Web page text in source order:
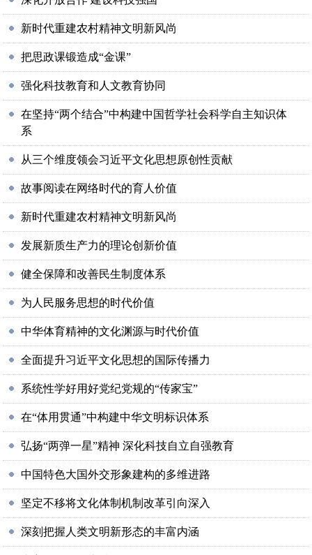
新时代重建农村精神文明新风尚
把思政课锻造成“金课”
强化科技教育和人文教育协同
在坚持“两个结合”中构建中国哲学社会科学自主知识体
系
从三个维度领会习近平文化思想原创性贡献
故事阅读在网络时代的育人价值
新时代重建农村精神文明新风尚
发展新质生产力的理论创新价值
健全保障和改善民生制度体系
为人民服务思想的时代价值
中华体育精神的文化渊源与时代价值
全面提升习近平文化思想的国际传播力
系统性学好用好党纪党规的“传家宝”
在“体用贯通”中构建中华文明标识体系
弘扬“两弹一星”精神 深化科技自立自强教育
中国特色大国外交形象建构的多维进路
坚定不移将文化体制机制改革引向深入
深刻把握人类文明新形态的丰富内涵